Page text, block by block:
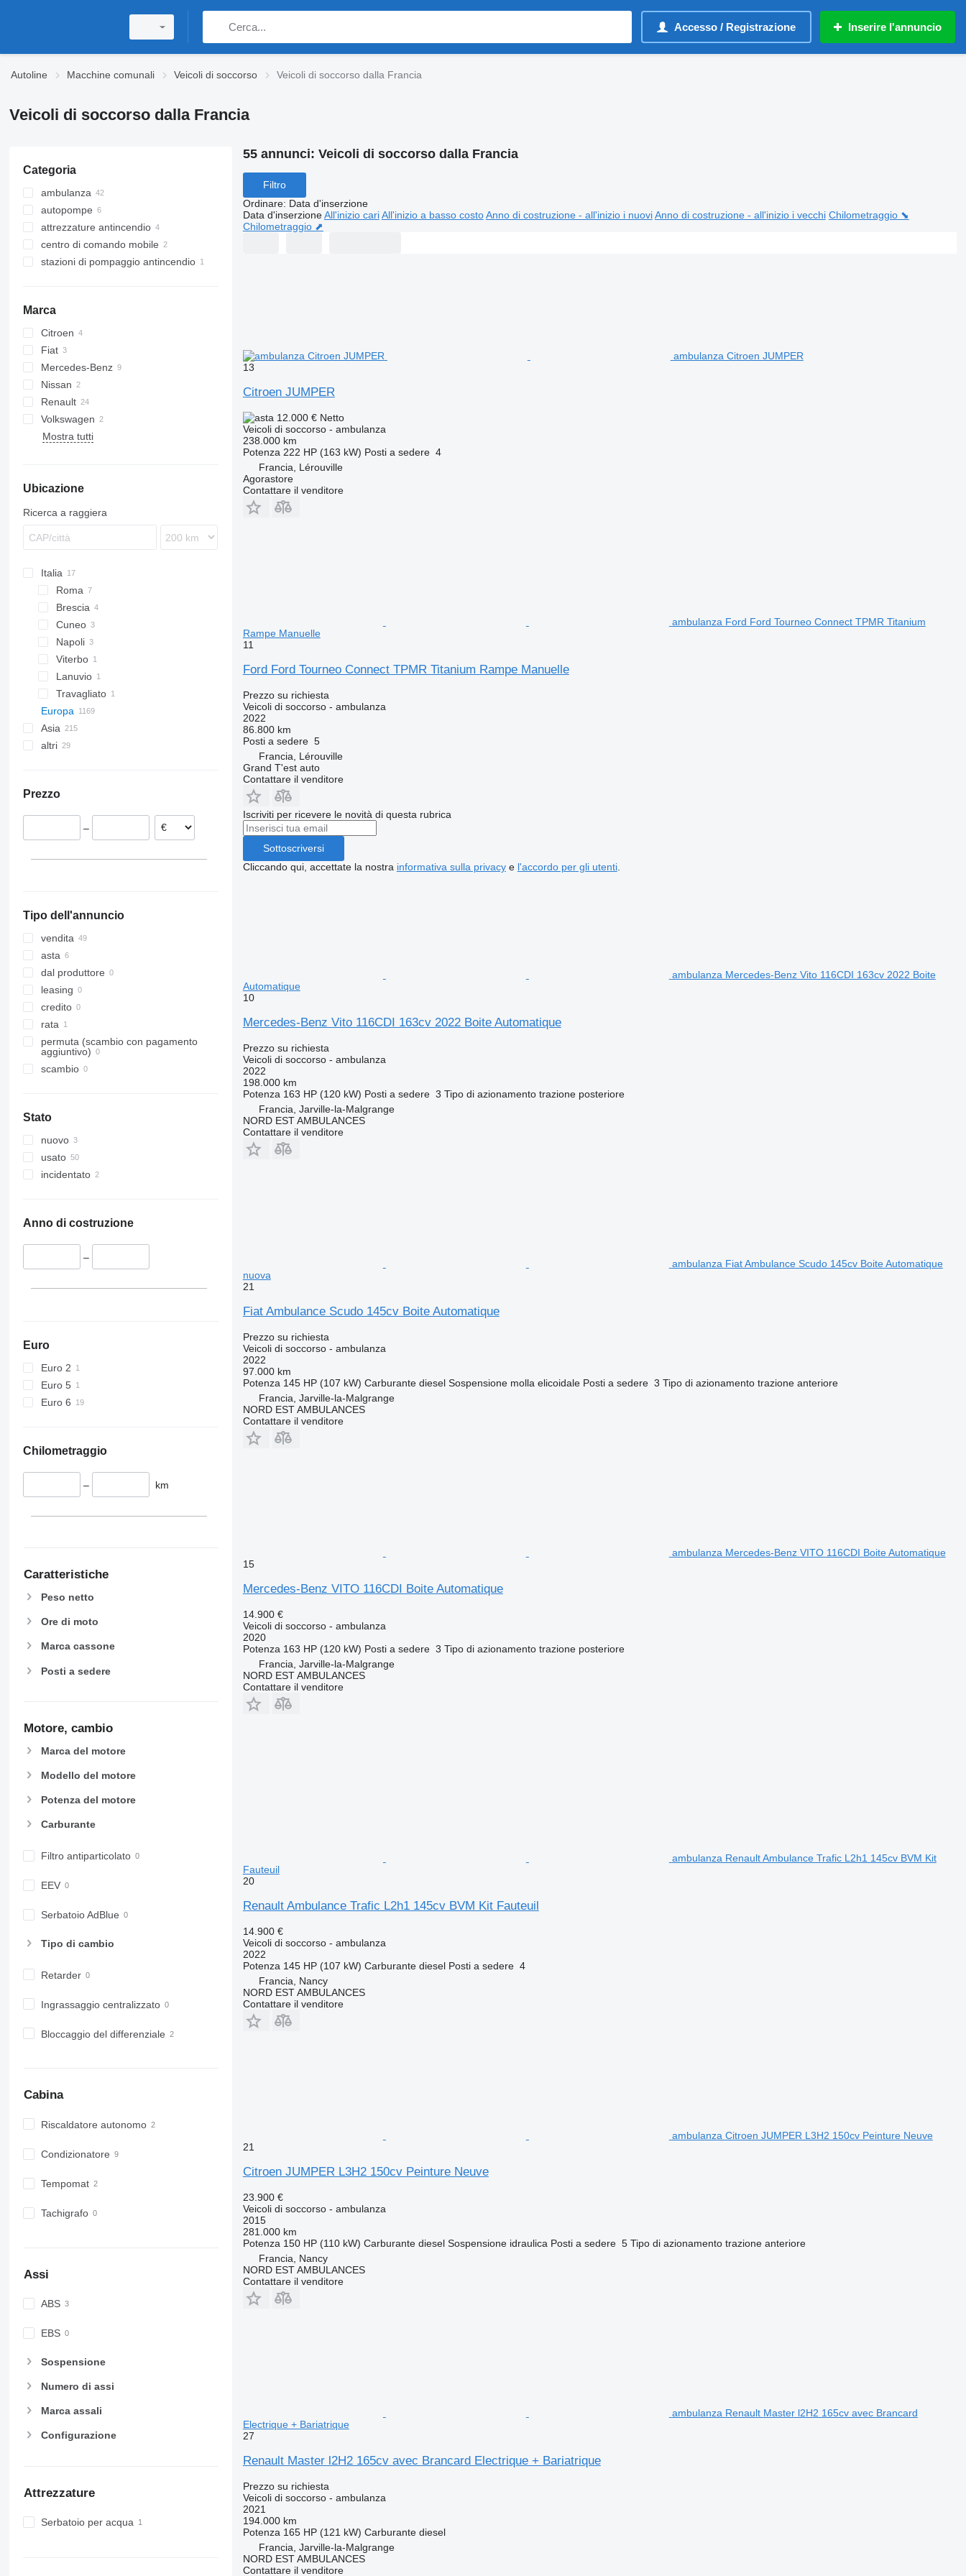
Accesso / Registrazione Inserire l'annuncio
Autoline Macchine comunali Veicoli di soccorso Veicoli di soccorso dalla Francia
Veicoli di soccorso dalla Francia
Categoria
ambulanza
autopompe
attrezzature antincendio
centro di comando mobile
stazioni di pompaggio antincendio
Marca
Citroen
Jumper
Jumpy
Fiat
Scudo
Talento
Tourneo
TGM
Mercedes-Benz
LAF
Sprinter
Vito
Nissan
Primastar
Movano
Expert
Renault
C-series
Master
Volkswagen
Crafter
Mostra tutti
Ubicazione
Ricerca a raggiera
Italia
Roma
Brescia
Cuneo
Napoli
Viterbo
Lanuvio
Travagliato
Europa
Germania
Lérouville
Nancy
Roissy-en-Brie
Mostra tutti
Gran Bretagna
Croazia
Asia
Uzbekistan
altri
Prezzo
–
Tipo dell'annuncio
vendita
asta
dal produttore
leasing
credito
rata
permuta (scambio con pagamento
aggiuntivo)
scambio
Stato
nuovo
usato
incidentato
Anno di costruzione
–
Euro
Euro 2
Euro 5
Euro 6
Chilometraggio
– km
Caratteristiche
Peso netto
Ore di moto
Marca cassone
Posti a sedere
Motore, cambio
Marca del motore
Modello del motore
Potenza del motore
Carburante
Filtro antiparticolato
EEV
Serbatoio AdBlue
Tipo di cambio
Retarder
Ingrassaggio centralizzato
Bloccaggio del differenziale
Cabina
Riscaldatore autonomo
Condizionatore
Tempomat
Tachigrafo
Assi
ABS
EBS
Sospensione
Numero di assi
Marca assali
Configurazione
Attrezzature
Serbatoio per acqua
55 annunci: Veicoli di soccorso dalla Francia
Filtro
Ordinare: Data d'inserzione
Data d'inserzione All'inizio cari All'inizio a basso costo Anno di costruzione - all'inizio i nuovi Anno di costruzione - all'inizio i vecchi Chilometraggio ⬊
Chilometraggio ⬈
ambulanza Citroen JUMPER
13
Citroen JUMPER
12.000 € Netto
Veicoli di soccorso - ambulanza
238.000 km
Potenza 222 HP (163 kW) Posti a sedere 4
Francia, Lérouville
Agorastore
Contattare il venditore
ambulanza Ford Ford Tourneo Connect TPMR Titanium
Rampe Manuelle
11
Ford Ford Tourneo Connect TPMR Titanium Rampe Manuelle
Prezzo su richiesta
Veicoli di soccorso - ambulanza
2022
86.800 km
Posti a sedere 5
Francia, Lérouville
Grand T'est auto
Contattare il venditore
Iscriviti per ricevere le novità di questa rubrica
Sottoscriversi
Cliccando qui, accettate la nostra informativa sulla privacye l'accordo per gli utenti.
ambulanza Mercedes-Benz Vito 116CDI 163cv 2022 Boite
Automatique
10
Mercedes-Benz Vito 116CDI 163cv 2022 Boite Automatique
Prezzo su richiesta
Veicoli di soccorso - ambulanza
2022
198.000 km
Potenza 163 HP (120 kW) Posti a sedere 3 Tipo di azionamento trazione posteriore
Francia, Jarville-la-Malgrange
NORD EST AMBULANCES
Contattare il venditore
ambulanza Fiat Ambulance Scudo 145cv Boite Automatique
nuova
21
Fiat Ambulance Scudo 145cv Boite Automatique
Prezzo su richiesta
Veicoli di soccorso - ambulanza
2022
97.000 km
Potenza 145 HP (107 kW) Carburante diesel Sospensione molla elicoidale Posti a sedere 3 Tipo di azionamento trazione anteriore
Francia, Jarville-la-Malgrange
NORD EST AMBULANCES
Contattare il venditore
ambulanza Mercedes-Benz VITO 116CDI Boite Automatique
15
Mercedes-Benz VITO 116CDI Boite Automatique
14.900 €
Veicoli di soccorso - ambulanza
2020
Potenza 163 HP (120 kW) Posti a sedere 3 Tipo di azionamento trazione posteriore
Francia, Jarville-la-Malgrange
NORD EST AMBULANCES
Contattare il venditore
ambulanza Renault Ambulance Trafic L2h1 145cv BVM Kit
Fauteuil
20
Renault Ambulance Trafic L2h1 145cv BVM Kit Fauteuil
14.900 €
Veicoli di soccorso - ambulanza
2022
Potenza 145 HP (107 kW) Carburante diesel Posti a sedere 4
Francia, Nancy
NORD EST AMBULANCES
Contattare il venditore
ambulanza Citroen JUMPER L3H2 150cv Peinture Neuve
21
Citroen JUMPER L3H2 150cv Peinture Neuve
23.900 €
Veicoli di soccorso - ambulanza
2015
281.000 km
Potenza 150 HP (110 kW) Carburante diesel Sospensione idraulica Posti a sedere 5 Tipo di azionamento trazione anteriore
Francia, Nancy
NORD EST AMBULANCES
Contattare il venditore
ambulanza Renault Master l2H2 165cv avec Brancard
Electrique + Bariatrique
27
Renault Master l2H2 165cv avec Brancard Electrique + Bariatrique
Prezzo su richiesta
Veicoli di soccorso - ambulanza
2021
194.000 km
Potenza 165 HP (121 kW) Carburante diesel
Francia, Jarville-la-Malgrange
NORD EST AMBULANCES
Contattare il venditore